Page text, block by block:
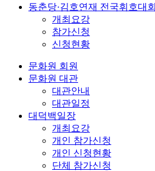
동춘당·김호연재 전국휘호대회
개최요강
참가신청
신청현황
문화원 회원
문화원 대관
대관안내
대관일정
대덕백일장
개최요강
개인 참가신청
개인 신청현황
단체 참가신청